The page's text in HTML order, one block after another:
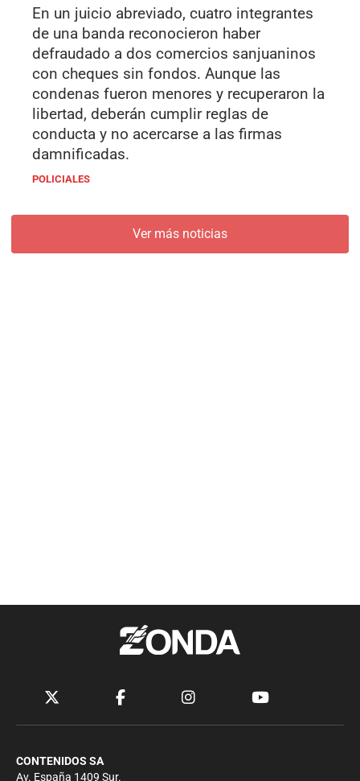
En un juicio abreviado, cuatro integrantes
de una banda reconocieron haber
defraudado a dos comercios sanjuaninos
con cheques sin fondos. Aunque las
condenas fueron menores y recuperaron la
libertad, deberán cumplir reglas de
conducta y no acercarse a las firmas
damnificadas.
POLICIALES
Ver más noticias
CONTENIDOS SA
Av. España 1409 Sur.